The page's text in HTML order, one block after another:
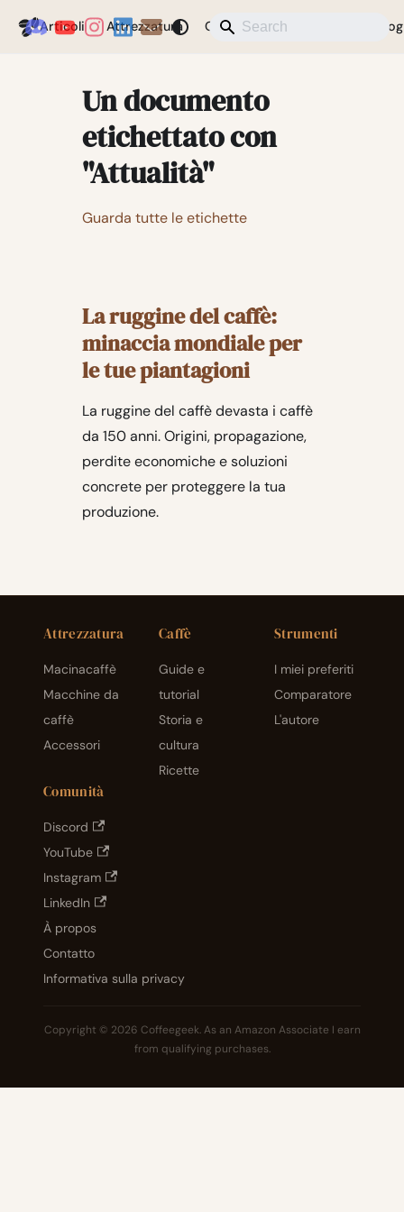
Coffeegeek
Articoli Attrezzatura Caffè Notizie Blog
Un documento
etichettato con
"Attualità"
Guarda tutte le etichette
La ruggine del caffè:
minaccia mondiale per
le tue piantagioni
La ruggine del caffè devasta i caffè
da 150 anni. Origini, propagazione,
perdite economiche e soluzioni
concrete per proteggere la tua
produzione.
Attrezzatura
Macinacaffè
Macchine da
caffè
Accessori
Caffè
Guide e
tutorial
Storia e
cultura
Ricette
Strumenti
I miei preferiti
Comparatore
L'autore
Comunità
Discord
YouTube
Instagram
LinkedIn
À propos
Contatto
Informativa sulla privacy
Copyright © 2026 Coffeegeek. As an Amazon Associate I earn
from qualifying purchases.